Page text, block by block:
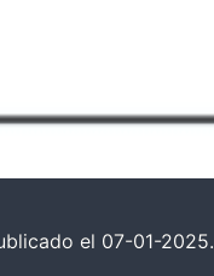
el 07-01-2025.